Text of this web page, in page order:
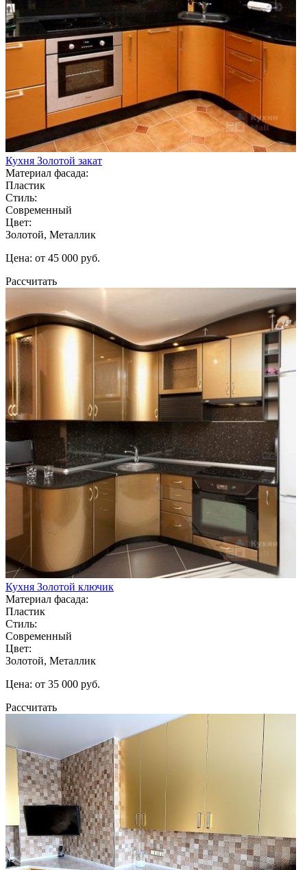
Кухня Золотой закат
Материал фасада:
Пластик
Стиль:
Современный
Цвет:
Золотой, Металлик
Цена: от 45 000 руб.
Рассчитать
Кухня Золотой ключик
Материал фасада:
Пластик
Стиль:
Современный
Цвет:
Золотой, Металлик
Цена: от 35 000 руб.
Рассчитать